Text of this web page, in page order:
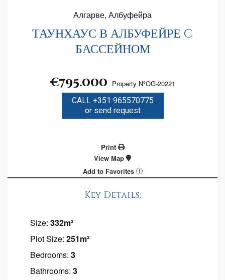
Алгарве, Албуфейра
ТАУНХАУС В АЛБУФЕЙРЕ C
БАССЕЙНОМ
€795.000 Property NºOG-20221
CALL +351 965570775
or send request
Print
View Map
Add to Favorites
Key Details:
Size: 332m²
Plot Size: 251m²
Bedrooms: 3
Bathrooms: 3